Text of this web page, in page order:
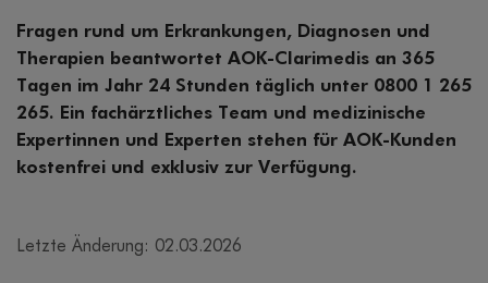
Fragen rund um Erkrankungen, Diagnosen und
Therapien beantwortet AOK-Clarimedis an 365
Tagen im Jahr 24 Stunden täglich unter 0800 1 265
265. Ein fachärztliches Team und medizinische
Expertinnen und Experten stehen für AOK-Kunden
kostenfrei und exklusiv zur Verfügung.
Letzte Änderung: 02.03.2026